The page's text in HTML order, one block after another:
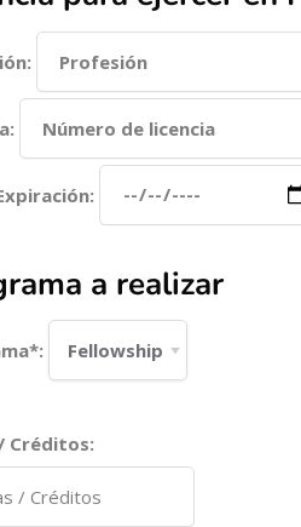
a realizar
Créditos: